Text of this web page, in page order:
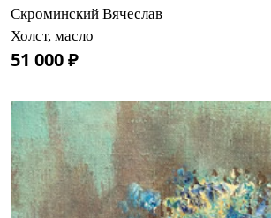
Скроминский Вячеслав
Холст, масло
51 000 ₽